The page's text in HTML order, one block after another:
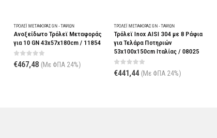
ΤΡΌΛΕΪ ΜΕΤΑΦΟΡΆΣ GN - ΤΑΨΙΏΝ
Τρόλεϊ Inox AISI 304 με 8 Ράφια
για Τελάρα Ποτηριών
53x100x150cm Ιταλίας / 08025
out of 5
ΤΡΌΛΕΪ ΜΕΤΑΦΟΡΆΣ GN - ΤΑΨΙΏΝ
Τρόλεϊ Μεταφοράς για 15
Λαμαρίνες 40x60cm –
47x62x171cm / 15332
0 out of 5
€234,36 (Με ΦΠΑ 24%)